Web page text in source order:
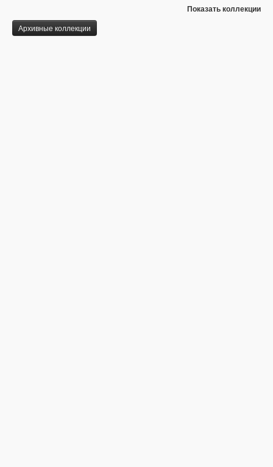
Показать коллекции
Архивные коллекции